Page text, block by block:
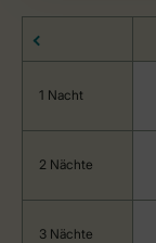
1 Nacht
2 Nächte
3 Nächte